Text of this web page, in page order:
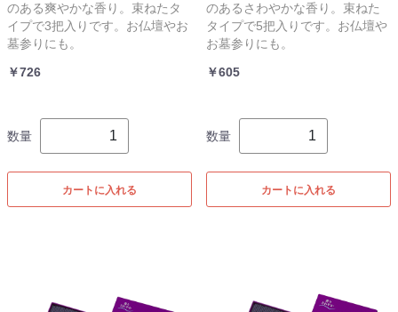
のある爽やかな香り。束ねたタ
イプで3把入りです。お仏壇やお
墓参りにも。
￥726
数量
カートに入れる
のあるさわやかな香り。束ねた
タイプで5把入りです。お仏壇や
お墓参りにも。
￥605
数量
カートに入れる